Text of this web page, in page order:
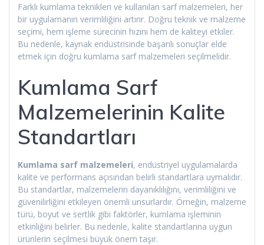
Farklı kumlama teknikleri ve kullanılan sarf malzemeleri, her
bir uygulamanın verimliliğini artırır. Doğru teknik ve malzeme
seçimi, hem işleme sürecinin hızını hem de kaliteyi etkiler.
Bu nedenle, kaynak endüstrisinde başarılı sonuçlar elde
etmek için doğru kumlama sarf malzemeleri seçilmelidir.
Kumlama Sarf
Malzemelerinin Kalite
Standartları
Kumlama sarf malzemeleri, endüstriyel uygulamalarda
kalite ve performans açısından belirli standartlara uymalıdır.
Bu standartlar, malzemelerin dayanıklılığını, verimliliğini ve
güvenilirliğini etkileyen önemli unsurlardır. Örneğin, malzeme
türü, boyut ve sertlik gibi faktörler, kumlama işleminin
etkinliğini belirler. Bu nedenle, kalite standartlarına uygun
ürünlerin seçilmesi büyük önem taşır.